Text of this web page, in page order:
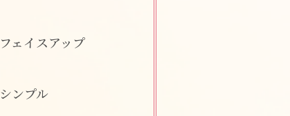
フェイスアップ
シンプル